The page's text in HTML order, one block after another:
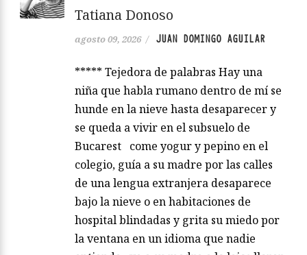
Tatiana Donoso
agosto 09, 2026 / JUAN DOMINGO AGUILAR
***** Tejedora de palabras Hay una
niña que habla rumano dentro de mí se
hunde en la nieve hasta desaparecer y
se queda a vivir en el subsuelo de
Bucarest come yogur y pepino en el
colegio, guía a su madre por las calles
de una lengua extranjera desaparece
bajo la nieve o en habitaciones de
hospital blindadas y grita su miedo por
la ventana en un idioma que nadie